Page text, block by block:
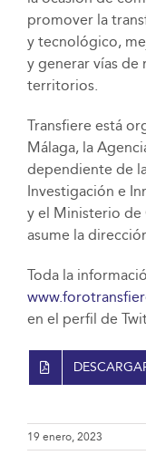
promover la
y tecnológico,
y generar vías
territorios.
Transfiere está
Málaga, la
dependiente de
Investigación e
y el Ministerio de
asume la
Toda la
en el perfil de
19 enero, 2023